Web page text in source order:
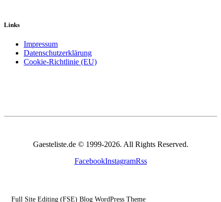
Links
Impressum
Datenschutzerklärung
Cookie-Richtlinie (EU)
Gaesteliste.de © 1999-2026. All Rights Reserved.
FacebookInstagramRss
Full Site Editing (FSE) Blog WordPress Theme